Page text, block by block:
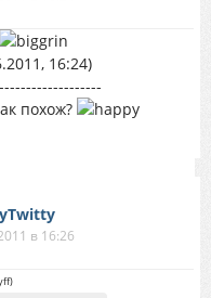
16:24)
похож?
в 16:26
)